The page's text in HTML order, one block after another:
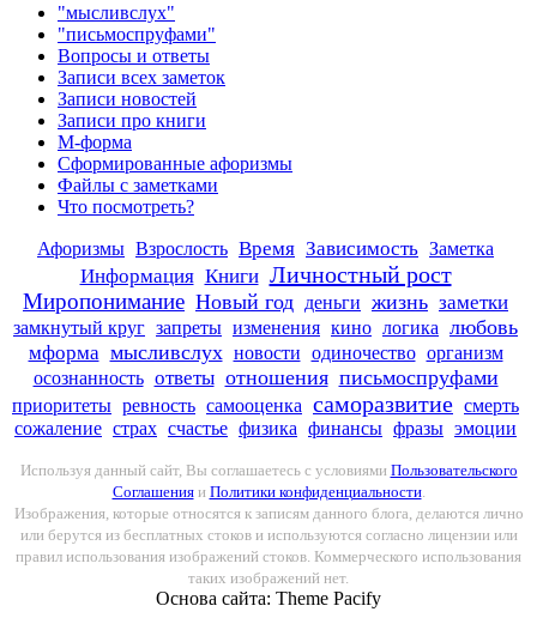
"мысливслух"
"письмоспруфами"
Вопросы и ответы
Записи всех заметок
Записи новостей
Записи про книги
М-форма
Сформированные афоризмы
Файлы с заметками
Что посмотреть?
Афоризмы Взрослость Время Зависимость Заметка
Информация Книги Личностный рост
Миропонимание Новый год деньги жизнь заметки
замкнутый круг запреты изменения кино логика любовь
мформа мысливслух новости одиночество организм
осознанность ответы отношения письмоспруфами
приоритеты ревность самооценка саморазвитие смерть
сожаление страх счастье физика финансы фразы эмоции
Используя данный сайт, Вы соглашаетесь с условиями Пользовательского
Соглашенияи Политики конфиденциальности.
Изображения, которые относятся к записям данного блога, делаются лично
или берутся из бесплатных стоков и используются согласно лицензии или
правил использования изображений стоков. Коммерческого использования
таких изображений нет.
Основа сайта: Theme Pacify